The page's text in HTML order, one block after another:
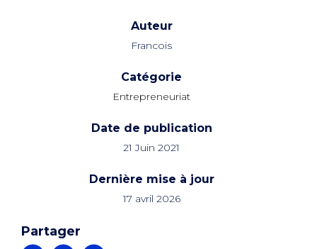
Auteur
Francois
Catégorie
Entrepreneuriat
Date de publication
21 Juin 2021
Dernière mise à jour
17 avril 2026
Partager